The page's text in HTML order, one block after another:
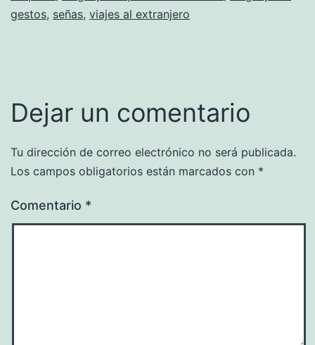
gestos, señas, viajes al extranjero
Dejar un comentario
Tu dirección de correo electrónico no será publicada.
Los campos obligatorios están marcados con *
Comentario *